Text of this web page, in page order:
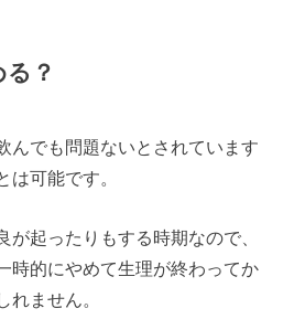
？
んでも問題ないとされています
は可能です。
が起ったりもする時期なので、
時的にやめて生理が終わってか
れません。